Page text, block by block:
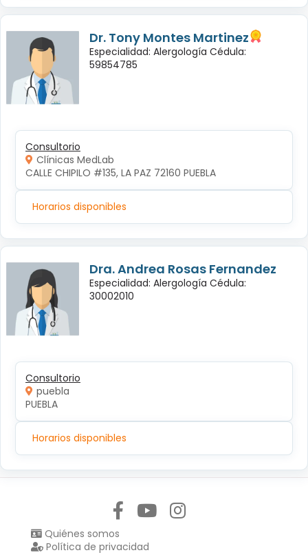
Dr. Tony Montes Martinez
Especialidad: Alergología Cédula:
59854785
Consultorio
Clínicas MedLab
CALLE CHIPILO #135, LA PAZ 72160 PUEBLA
Horarios disponibles
Dra. Andrea Rosas Fernandez
Especialidad: Alergología Cédula:
30002010
Consultorio
puebla
PUEBLA
Horarios disponibles
Quiénes somos
Política de privacidad